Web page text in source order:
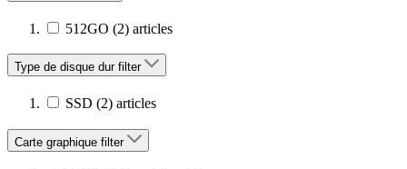
512GO (2) articles
Type de disque dur filter
SSD (2) articles
Carte graphique filter